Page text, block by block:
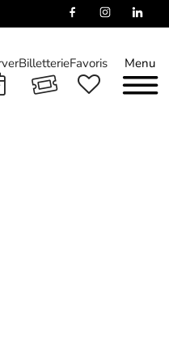
Menu
BilletterieFavoris